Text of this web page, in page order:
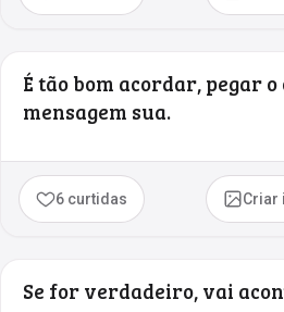
É tão bom acordar, pegar
mensagem sua.
6 curtidas Criar
Se for verdadeiro, vai